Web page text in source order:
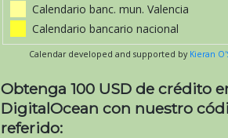
Calendario banc. mun. Valencia
Calendario bancario nacional
Calendar developed and supported by Kieran
Obtenga 100 USD de crédito
DigitalOcean con nuestro
referido: